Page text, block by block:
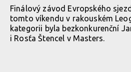
Finálový závod Evropského
tomto víkendu v rakouském
kategorii byla bezkonkurenční
i Rosťa Štencel v Masters.